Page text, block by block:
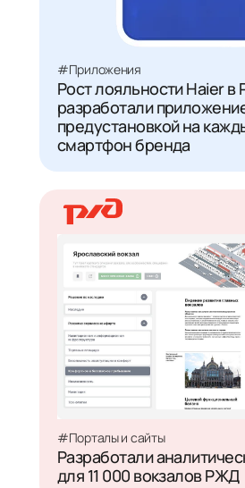
#Приложения
Рост лояльности Haier в
разработали
предустановкой на
смартфон бренда
#Порталы и сайты
Разработали
для 11 000 вокзалов РЖД